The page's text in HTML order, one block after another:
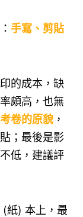
手寫、剪貼
的成本，缺
頗高，也無
卷的原貌 ，
；最後是影
低，建議評
紙) 本上，最